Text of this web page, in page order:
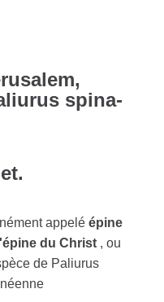
spina-
appelé épine
l'épine du Christ , ou
de Paliurus